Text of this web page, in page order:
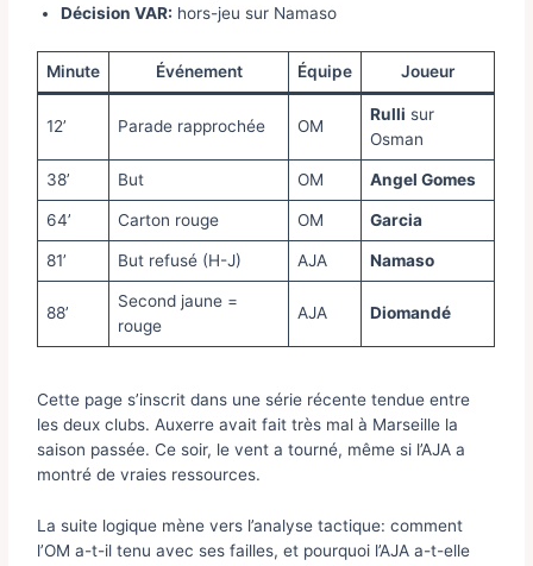
Décision VAR: hors-jeu sur Namaso
Minute Événement Équipe Joueur
12’ Parade rapprochée OM
Rulli sur
Osman
38’ But OM Angel Gomes
64’ Carton rouge OM Garcia
81’ But refusé (H-J) AJA Namaso
88’
Second jaune =
rouge
AJA Diomandé
Cette page s’inscrit dans une série récente tendue entre
les deux clubs. Auxerre avait fait très mal à Marseille la
saison passée. Ce soir, le vent a tourné, même si l’AJA a
montré de vraies ressources.
La suite logique mène vers l’analyse tactique: comment
l’OM a-t-il tenu avec ses failles, et pourquoi l’AJA a-t-elle